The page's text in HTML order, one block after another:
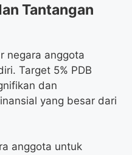
Tantangan
negara anggota
Target 5% PDB
dan
yang besar dari
anggota untuk